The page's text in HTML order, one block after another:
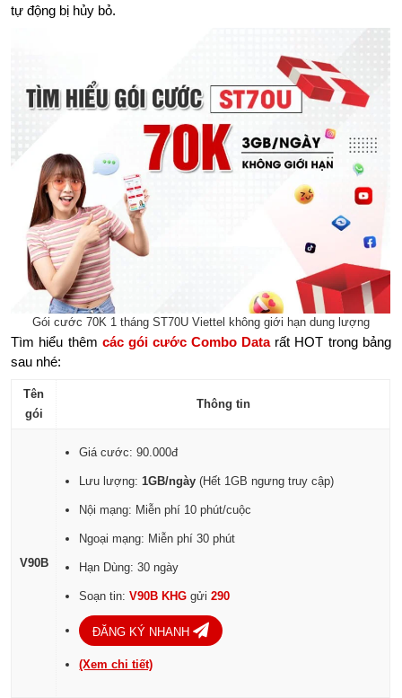
tự động bị hủy bỏ.
Gói cước 70K 1 tháng ST70U Viettel không giới hạn dung lượng
Tìm hiểu thêm các gói cước Combo Datarất HOT trong bảng
sau nhé:
Tên
gói
Thông tin
V90B
Giá cước: 90.000đ
Lưu lượng:1GB/ngày (Hết 1GB ngưng truy cập)
Nội mạng: Miễn phí 10 phút/cuộc
Ngoại mạng: Miễn phí 30 phút
Hạn Dùng: 30 ngày
Soạn tin:V90B KHGgửi290
ĐĂNG KÝ NHANH
(Xem chi tiết)